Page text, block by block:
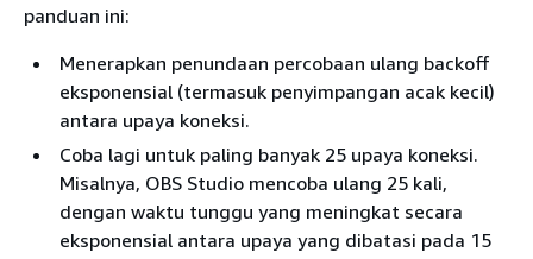
panduan ini:
Menerapkan penundaan percobaan ulang backoff
eksponensial (termasuk penyimpangan acak kecil)
antara upaya koneksi.
Coba lagi untuk paling banyak 25 upaya koneksi.
Misalnya, OBS Studio mencoba ulang 25 kali,
dengan waktu tunggu yang meningkat secara
eksponensial antara upaya yang dibatasi pada 15